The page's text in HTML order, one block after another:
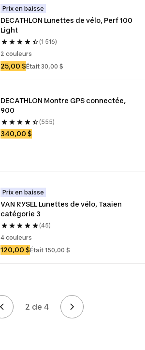
Prix en baisse
DECATHLON Lunettes de vélo, Perf 100
Light
(1 516)
2 couleurs
25,00 $Était 30,00 $
DECATHLON Montre GPS connectée,
900
(555)
340,00 $
Prix en baisse
VAN RYSEL Lunettes de vélo, Taaien
catégorie 3
(45)
4 couleurs
120,00 $Était 150,00 $
2 de 4
Page 2 de 4